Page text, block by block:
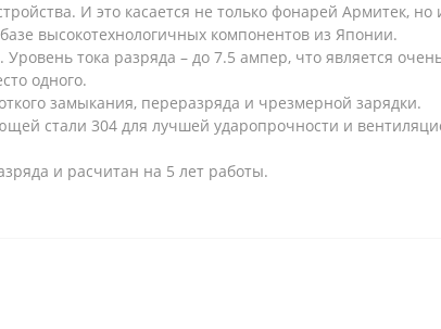
И это касается не только фонарей Армитек, но
высокотехнологичных компонентов из Японии.
Уровень тока разряда – до 7.5 ампер, что является
одного.
замыкания, переразряда и чрезмерной зарядки.
стали 304 для лучшей ударопрочности и
и расчитан на 5 лет работы.